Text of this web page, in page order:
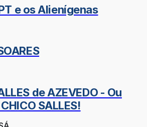
e os Alienígenas
de AZEVEDO - Ou
SALLES!